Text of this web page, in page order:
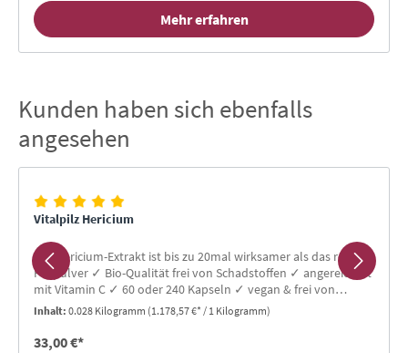
Mehr erfahren
Produktgalerie überspringen
Kunden haben sich ebenfalls
angesehen
Vitalpilz Hericium
Der Hericium-Extrakt ist bis zu 20mal wirksamer als das reine
Pilzpulver ✓ Bio-Qualität frei von Schadstoffen ✓ angereichert
mit Vitamin C ✓ 60 oder 240 Kapseln ✓ vegan & frei von
Gluten & Laktose
Inhalt: 0.028 Kilogramm (1.178,57 €* / 1 Kilogramm)
33,00 €*